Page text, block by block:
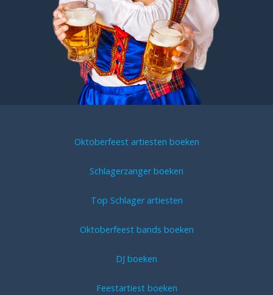
Oktoberfeest artiesten boeken
Schlagerzanger boeken
Top Schlager artiesten
Oktoberfeest bands boeken
DJ boeken
Feestartiest boeken